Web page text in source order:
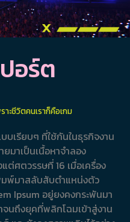
อร์ต
ะชีวิตคนเราก็คือเกม
บเรียบๆ ที่ใช้กันในธุรกิจงาน
มาเป็นเนื้อหาจำลอง
ต่ศตวรรษที่ 16 เมื่อเครื่อง
มพ์มาสลับสับตำแหน่งตัว
Ipsum อยู่ยงคงกระพันมา
นถึงยุคที่พลิกโฉมเข้าสู่งาน